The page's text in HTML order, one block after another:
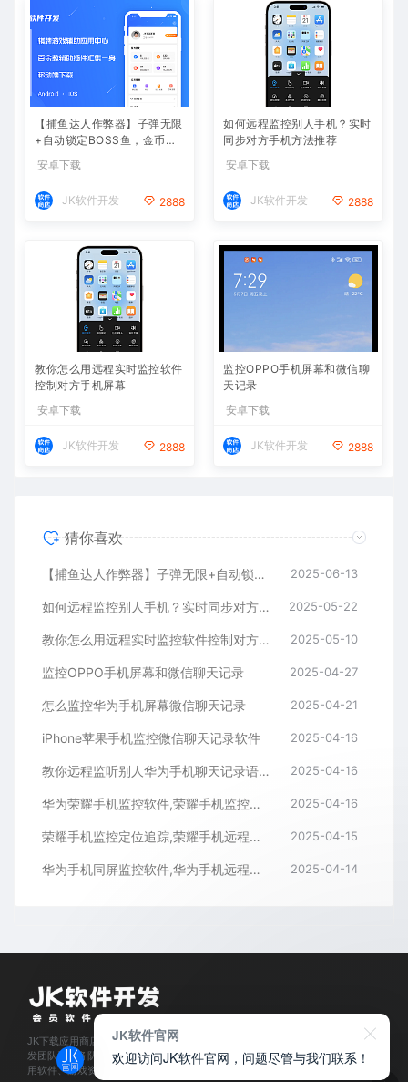
【捕鱼达人作弊器】子弹无限
+自动锁定BOSS鱼，金币爆
安卓下载
JK软件开发 2888
如何远程监控别人手机？实时
同步对方手机方法推荐
安卓下载
JK软件开发 2888
教你怎么用远程实时监控软件
控制对方手机屏幕
安卓下载
JK软件开发 2888
监控OPPO手机屏幕和微信聊
天记录
安卓下载
JK软件开发 2888
猜你喜欢
【捕鱼达人作弊器】子弹无限+自动锁定BOSS鱼，金币爆仓 2025-06-13
如何远程监控别人手机？实时同步对方手机方法推荐 2025-05-22
教你怎么用远程实时监控软件控制对方手机屏幕 2025-05-10
监控OPPO手机屏幕和微信聊天记录 2025-04-27
怎么监控华为手机屏幕微信聊天记录 2025-04-21
iPhone苹果手机监控微信聊天记录软件 2025-04-16
教你远程监听别人华为手机聊天记录语音通话内容 2025-04-16
华为荣耀手机监控软件,荣耀手机监控微信聊天记录APP 2025-04-16
荣耀手机监控定位追踪,荣耀手机远程监控同屏APP 2025-04-15
华为手机同屏监控软件,华为手机远程监控APP 2025-04-14
JK下载应用商店是经过官方认证,保障正版的软件下载平台,拥有业内资深软件开
发团队和服务队伍,所有软件都通过人工亲测,为每位会员用户提供安全可靠的应
用软件、游戏资源下载及程序开发服务。
JK软件官网
欢迎访问JK软件官网，问题尽管与我们联系！